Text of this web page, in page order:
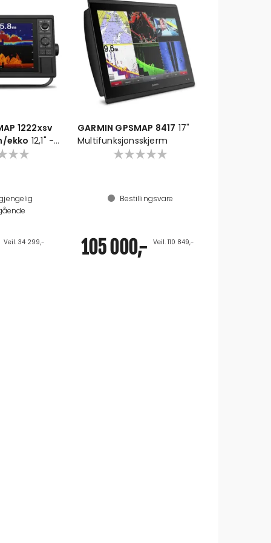
1222xsv
ekko 12,1" -
svinger
Veil. 34 299,-
GARMIN GPSMAP 8417 17"
Multifunksjonsskjerm
Bestillingsvare
105 000,- Veil. 110 849,-